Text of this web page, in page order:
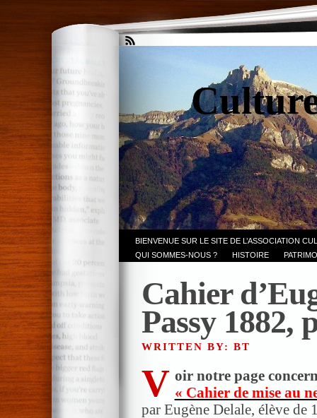
BIENVENUE SUR LE SITE DE L’ASSOCIATION
QUI SOMMES-NOUS ?
HISTOIRE
Cahier
Passy 1882,
WRITTEN BY: BT
V oir notre page
« Cahier de mise au
par Eugène Delale, élève de